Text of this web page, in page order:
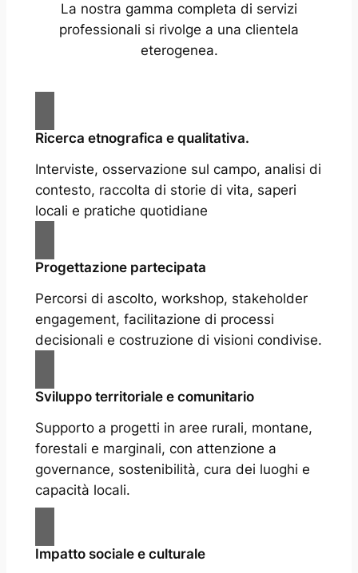
La nostra gamma completa di servizi
professionali si rivolge a una clientela
eterogenea.
Ricerca etnografica e qualitativa.
Interviste, osservazione sul campo, analisi di
contesto, raccolta di storie di vita, saperi
locali e pratiche quotidiane
Progettazione partecipata
Percorsi di ascolto, workshop, stakeholder
engagement, facilitazione di processi
decisionali e costruzione di visioni condivise.
Sviluppo territoriale e comunitario
Supporto a progetti in aree rurali, montane,
forestali e marginali, con attenzione a
governance, sostenibilità, cura dei luoghi e
capacità locali.
Impatto sociale e culturale